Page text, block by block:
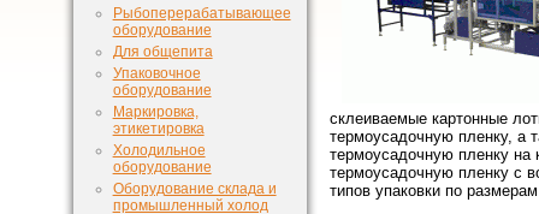
Рыбоперерабатывающее
оборудование
Для общепита
Упаковочное
оборудование
Маркировка,
этикетировка
Холодильное
оборудование
Оборудование склада и
промышленный холод
склеиваемые картонные
термоусадочную пленку, а
термоусадочную пленку на
термоусадочную пленку с
типов упаковки по